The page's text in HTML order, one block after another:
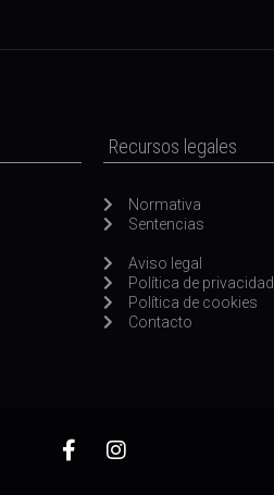
Recursos legales
Normativa
Sentencias
Aviso legal
Política de privacidad
Política de cookies
Contacto